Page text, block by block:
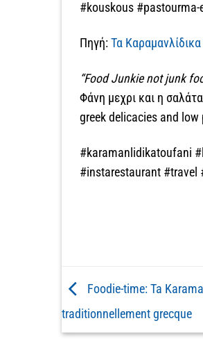
#kouskous
Πηγή:Τα
“Food Junkie not junk
Φάνη μεχρι και η
greek delicacies and
#karamanlidikatoufani
#instarestaurant #travel
Foodie-time: Ta
traditionnellement grecque